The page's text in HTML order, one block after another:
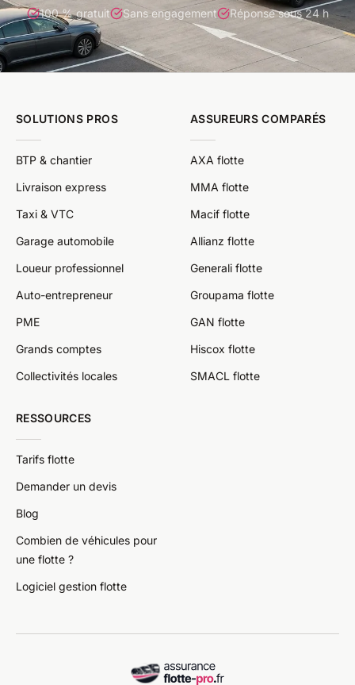
100 % gratuit Sans engagement Réponse sous 24 h
SOLUTIONS PROS
BTP & chantier
Livraison express
Taxi & VTC
Garage automobile
Loueur professionnel
Auto-entrepreneur
PME
Grands comptes
Collectivités locales
ASSUREURS COMPARÉS
AXA flotte
MMA flotte
Macif flotte
Allianz flotte
Generali flotte
Groupama flotte
GAN flotte
Hiscox flotte
SMACL flotte
RESSOURCES
Tarifs flotte
Demander un devis
Blog
Combien de véhicules pour
une flotte ?
Logiciel gestion flotte